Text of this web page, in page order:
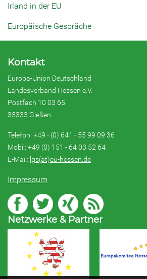
Irland in der EU
Europäische Gespräche
Kontakt
Europa-Union Deutschland
Landesverband Hessen e.V.
Postfach 10 03 65
35333 Gießen
Telefon: +49 - (0) 641 - 55 99 09 36
Mobil: +49 (0) 151 - 64 03 52 64
E-Mail: lgs(at)eu-hessen.de
Impressum
Netzwerke & Partner